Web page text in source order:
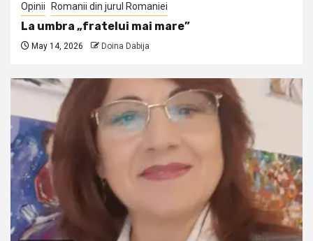
Opinii Romanii din jurul Romaniei
La umbra „fratelui mai mare”
May 14, 2026 Doina Dabija